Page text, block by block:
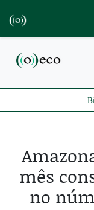
mês
no